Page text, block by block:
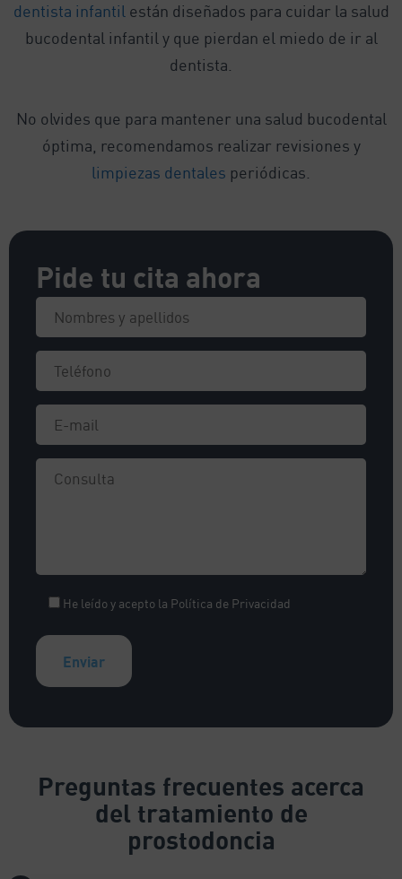
dentista infantil están diseñados para cuidar la salud
bucodental infantil y que pierdan el miedo de ir al
dentista.
No olvides que para mantener una salud bucodental
óptima, recomendamos realizar revisiones y
limpiezas dentales periódicas.
Pide tu cita ahora
He leído y acepto la Política de Privacidad
l
Preguntas frecuentes acerca
del tratamiento de
prostodoncia